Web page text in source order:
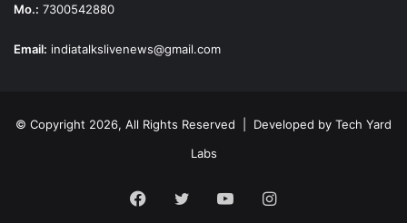
Mo.: 7300542880
Email: indiatalkslivenews@gmail.com
© Copyright 2026, All Rights Reserved | Developed by Tech Yard
Labs
Facebook
Twitter YouTubeInstagram